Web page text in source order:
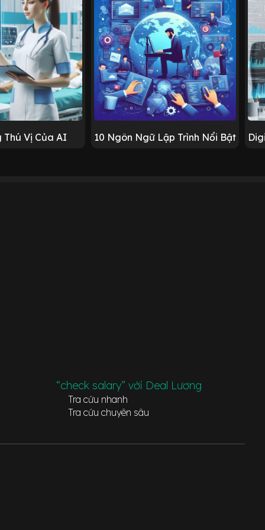
Thú Vị Của AI 10 Ngôn Ngữ Lập Trình Nổi Bật
“check salary” với Deal Lương
Tra cứu nhanh
Tra cứu chuyên sâu